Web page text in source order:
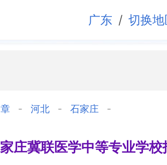
广东 / 切换地
河北 石家庄
庄冀联医学中等专业学